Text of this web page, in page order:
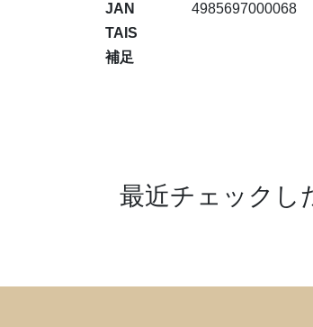
JAN
4985697000068
TAIS
補足
最近チェックし